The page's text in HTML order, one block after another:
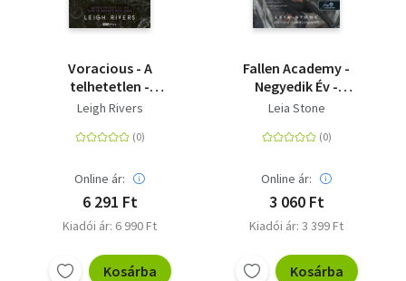
Voracious - A
telhetetlen -
(Különleges kiadás)
Leigh Rivers
Online ár:
6 291 Ft
Kiadói ár: 6 990 Ft
Kosárba
Fallen Academy -
Negyedik Év -
Bukottak Akadémiája
Leia Stone
Online ár:
3 060 Ft
Kiadói ár: 3 399 Ft
Kosárba